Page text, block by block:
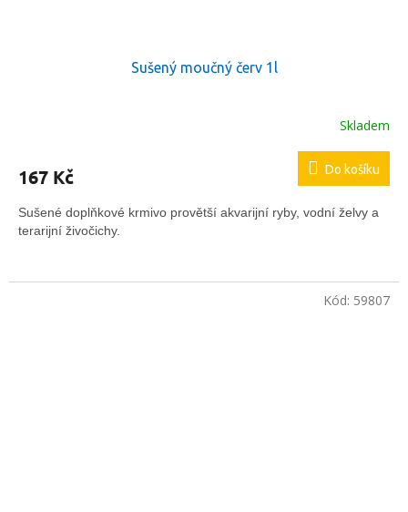
Sušený moučný červ 1l
je
z
5
Skladem
167 Kč Do košíku
Sušené doplňkové krmivo provětší akvarijní ryby, vodní želvy a
terarijní živočichy.
Kód: 59807